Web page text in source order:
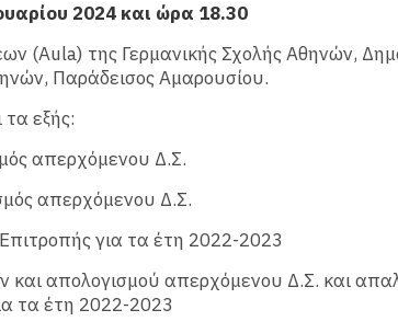
2024 και ώρα 18.30
(Aula) της Γερμανικής Σχολής Αθηνών,
Παράδεισος Αμαρουσίου.
εξής:
απερχόμενου Δ.Σ.
απερχόμενου Δ.Σ.
για τα έτη 2022-2023
και απολογισμού απερχόμενου Δ.Σ. και
τα έτη 2022-2023